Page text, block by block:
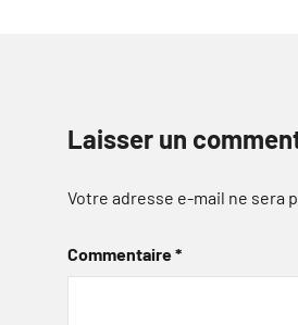
Laisser un
Votre adresse e-mail ne sera
Commentaire*